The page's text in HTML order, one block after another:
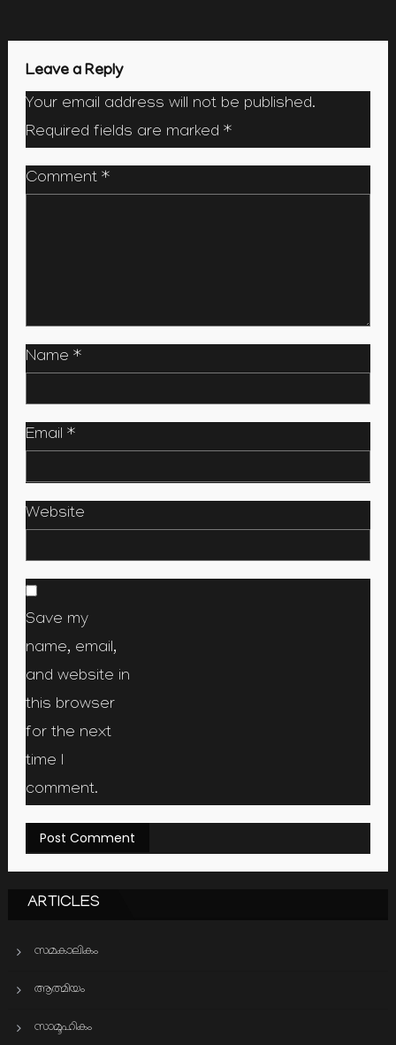
Leave a Reply
Your email address will not be published.
Required fields are marked *
Comment *
Name *
Email *
Website
Save my
name, email,
and website in
this browser
for the next
time I
comment.
ARTICLES
സമകാലികം
ആത്മിയം
സാമൂഹികം